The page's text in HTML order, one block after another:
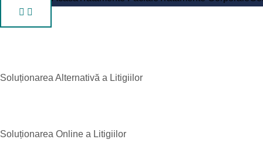
Soluționarea Alternativă a Litigiilor
Soluționarea Online a Litigiilor